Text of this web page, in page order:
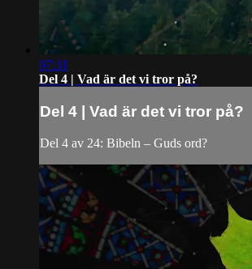
07:31
Del 4 | Vad är det vi tror på?
Del 4 | Vad är det vi tror på?
Del 4 av 24: Bibeln – Guds ord?